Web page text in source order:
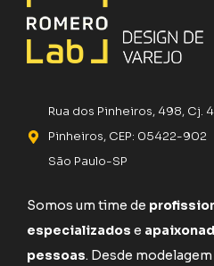
Rua dos Pinheiros, 498, Cj.
Pinheiros, CEP: 05422-902
São Paulo-SP
Somos um time de
especializados e
pessoas. Desde